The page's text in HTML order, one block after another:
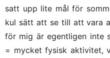
satt upp lite mål för
kul sätt att se till att vara
för mig är egentligen inte
= mycket fysisk aktivitet,